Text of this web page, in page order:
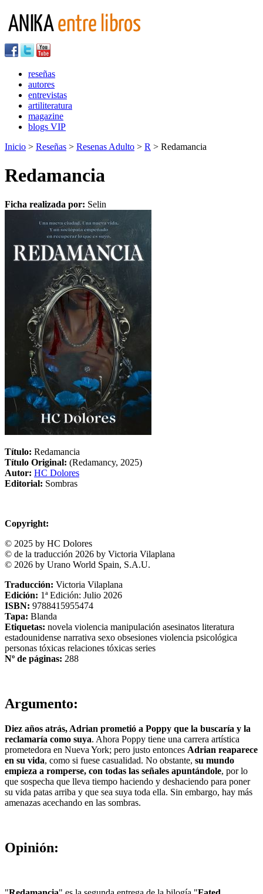
reseñas
autores
entrevistas
artiliteratura
magazine
blogs VIP
Inicio > Reseñas > Resenas Adulto > R > Redamancia
Redamancia
Ficha realizada por: Selin
Título: Redamancia
Título Original: (Redamancy, 2025)
Autor: HC Dolores
Editorial: Sombras
Copyright:
© 2025 by HC Dolores
© de la traducción 2026 by Victoria Vilaplana
© 2026 by Urano World Spain, S.A.U.
Traducción: Victoria Vilaplana
Edición: 1ª Edición: Julio 2026
ISBN: 9788415955474
Tapa: Blanda
Etiquetas: novela violencia manipulación asesinatos literatura
estadounidense narrativa sexo obsesiones violencia psicológica
personas tóxicas relaciones tóxicas series
Nº de páginas: 288
Argumento:
Diez años atrás, Adrian prometió a Poppy que la buscaría y la
reclamaría como suya. Ahora Poppy tiene una carrera artística
prometedora en Nueva York; pero justo entonces Adrian reaparece
en su vida, como si fuese casualidad. No obstante, su mundo
empieza a romperse, con todas las señales apuntándole, por lo
que sospecha que lleva tiempo haciendo y deshaciendo para poner
su vida patas arriba y que sea suya toda ella. Sin embargo, hay más
amenazas acechando en las sombras.
Opinión: